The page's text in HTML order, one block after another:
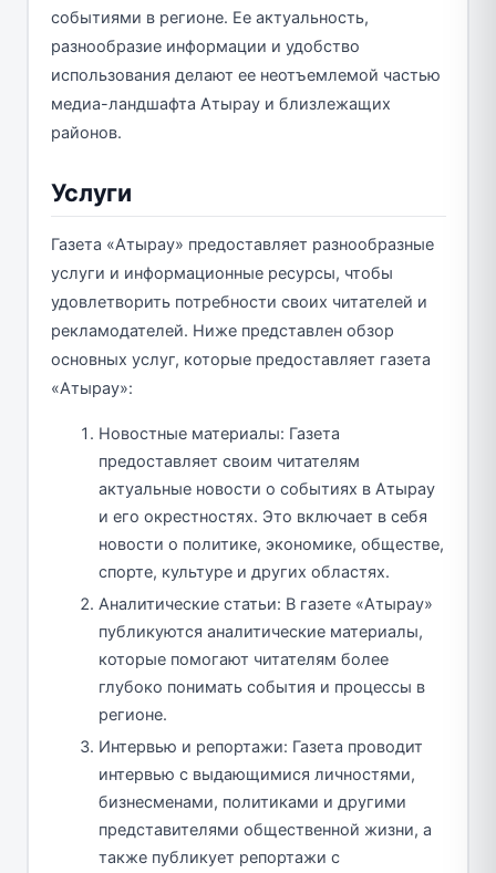
событиями в регионе. Ее актуальность,
разнообразие информации и удобство
использования делают ее неотъемлемой частью
медиа-ландшафта Атырау и близлежащих
районов.
Услуги
Газета «Атырау» предоставляет разнообразные
услуги и информационные ресурсы, чтобы
удовлетворить потребности своих читателей и
рекламодателей. Ниже представлен обзор
основных услуг, которые предоставляет газета
«Атырау»:
Новостные материалы: Газета
предоставляет своим читателям
актуальные новости о событиях в Атырау
и его окрестностях. Это включает в себя
новости о политике, экономике, обществе,
спорте, культуре и других областях.
Аналитические статьи: В газете «Атырау»
публикуются аналитические материалы,
которые помогают читателям более
глубоко понимать события и процессы в
регионе.
Интервью и репортажи: Газета проводит
интервью с выдающимися личностями,
бизнесменами, политиками и другими
представителями общественной жизни, а
также публикует репортажи с